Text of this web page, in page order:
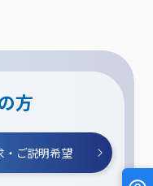
方
・ご説明希望